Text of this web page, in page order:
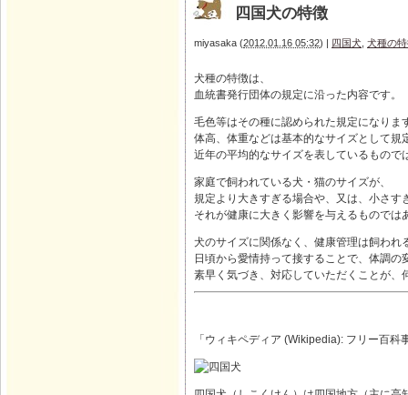
四国犬の特徴
miyasaka (2012.01.16 05:32) | 四国犬 犬種の
犬種の特徴は、
血統書発行団体の規定に沿った内容です。
毛色等はその種に認められた規定になりま
体高、体重などは基本的なサイズとして
近年の平均的なサイズを表しているもので
家庭で飼われている犬・猫のサイズが、
規定より大きすぎる場合や、又は、小さす
それが健康に大きく影響を与えるものでは
犬のサイズに関係なく、健康管理は飼われ
日頃から愛情持って接することで、体調の
素早く気づき、対応していただくことが、
「ウィキペディア (Wikipedia): フリー百科